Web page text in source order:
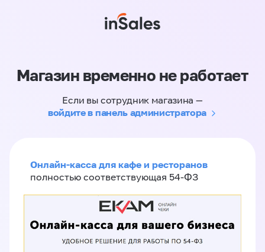
Магазин временно не работает
Если вы сотрудник магазина —
войдите в панель администратора
Онлайн-касса для кафе и ресторанов
полностью соответствующая 54-ФЗ